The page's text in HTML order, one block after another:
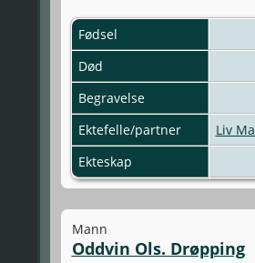
Fødsel
Død
Begravelse
Ektefelle/partner
Liv
Ekteskap
Mann
Oddvin Ols. Drøpping